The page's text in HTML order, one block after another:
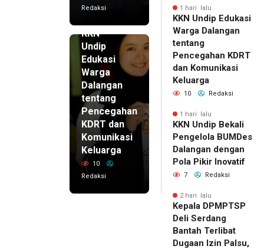
Redaksi
KKN
Undip
Edukasi
Warga
Dalangan
tentang
Pencegahan
KDRT dan
Komunikasi
Keluarga
10
Redaksi
1 hari lalu
KKN Undip Edukasi
Warga Dalangan
tentang
Pencegahan KDRT
dan Komunikasi
Keluarga
10 Redaksi
1 hari lalu
KKN Undip Bekali
Pengelola BUMDes
Dalangan dengan
Pola Pikir Inovatif
7 Redaksi
2 hari lalu
Kepala DPMPTSP
Deli Serdang
Bantah Terlibat
Dugaan Izin Palsu,